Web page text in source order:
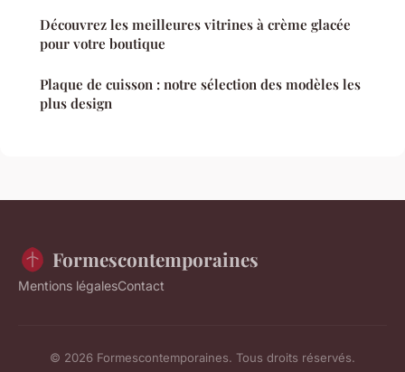
Découvrez les meilleures vitrines à crème glacée
pour votre boutique
Plaque de cuisson : notre sélection des modèles les
plus design
Formescontemporaines
Mentions légalesContact
© 2026 Formescontemporaines. Tous droits réservés.